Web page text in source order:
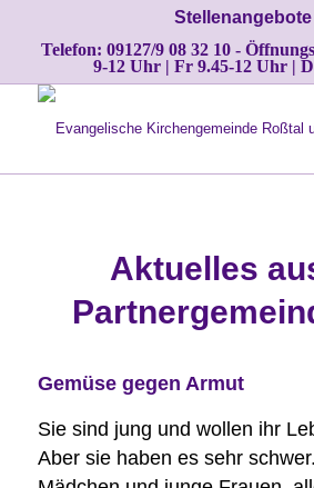
Stellenangebote
Telefon: 09127/9 08 32 10 -
9-12 Uhr | Fr 9.45-12 Uhr |
Aktuelles
Gemüse gegen Armut
Sie sind jung und wollen ihr
Aber sie haben es sehr